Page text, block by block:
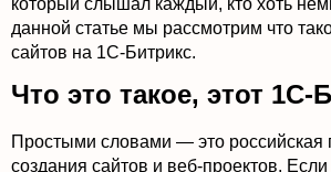
который слышал каждый, кто хоть
данной статье мы рассмотрим что
сайтов на 1С-Битрикс.
Что это такое, этот 1С-
Простыми словами — это российская
создания сайтов и веб-проектов.